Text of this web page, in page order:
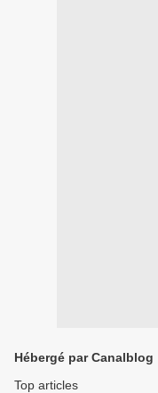
Hébergé par Canalblog
Top articles